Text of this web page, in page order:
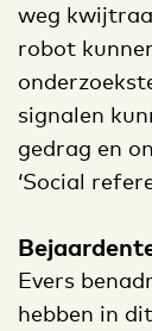
weg
robot
signalen
gedrag en
‘Social
Evers
hebben in